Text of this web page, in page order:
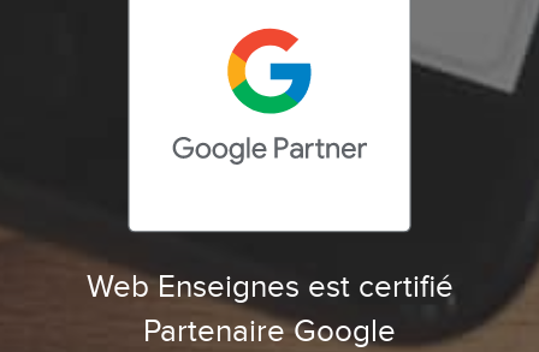
Web Enseignes est certifié
Partenaire Google